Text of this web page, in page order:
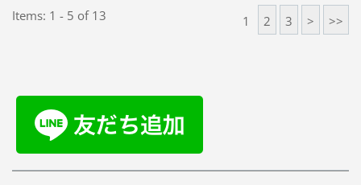
Items: 1 - 5 of 13 1 2 3 > >>